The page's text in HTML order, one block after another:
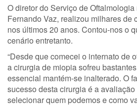
O diretor do Serviço de
Fernando Vaz, realizou milhares de
nos últimos 20 anos. Contou-nos o
cenário entretanto.
“Desde que comecei o internato de
a cirurgia de miopia sofreu
essencial mantém-se inalterado. O
sucesso desta cirurgia é a
selecionar quem podemos e como